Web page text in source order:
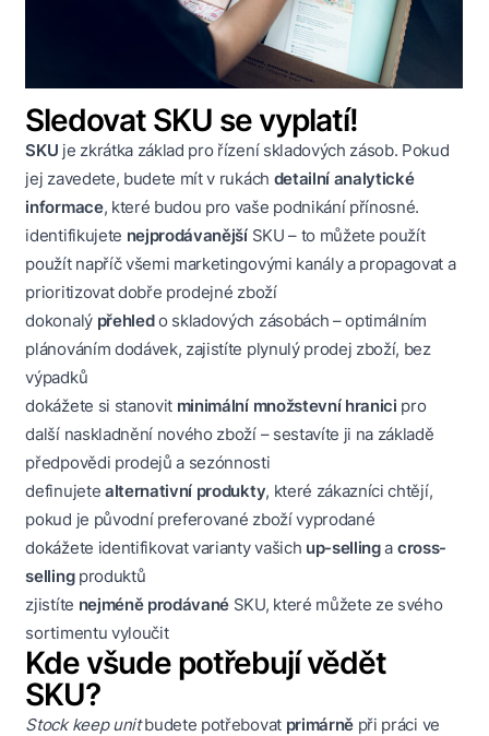
Sledovat SKU se vyplatí!
SKU je zkrátka základ pro řízení skladových zásob. Pokud
jej zavedete, budete mít v rukách detailní analytické
informace, které budou pro vaše podnikání přínosné.
identifikujete nejprodávanějšíSKU – to můžete použít
použít napříč všemi marketingovými kanály a propagovat a
prioritizovat dobře prodejné zboží
dokonalý přehledo skladových zásobách – optimálním
plánováním dodávek, zajistíte plynulý prodej zboží, bez
výpadků
dokážete si stanovit minimální množstevní hranici pro
další naskladnění nového zboží – sestavíte ji na základě
předpovědi prodejů a sezónnosti
definujete alternativní produkty, které zákazníci chtějí,
pokud je původní preferované zboží vyprodané
dokážete identifikovat varianty vašich up-sellinga cross-
sellingproduktů
zjistíte nejméně prodávané SKU, které můžete ze svého
sortimentu vyloučit
Kde všude potřebují vědět
SKU?
Stock keep unitbudete potřebovat primárně při práci ve